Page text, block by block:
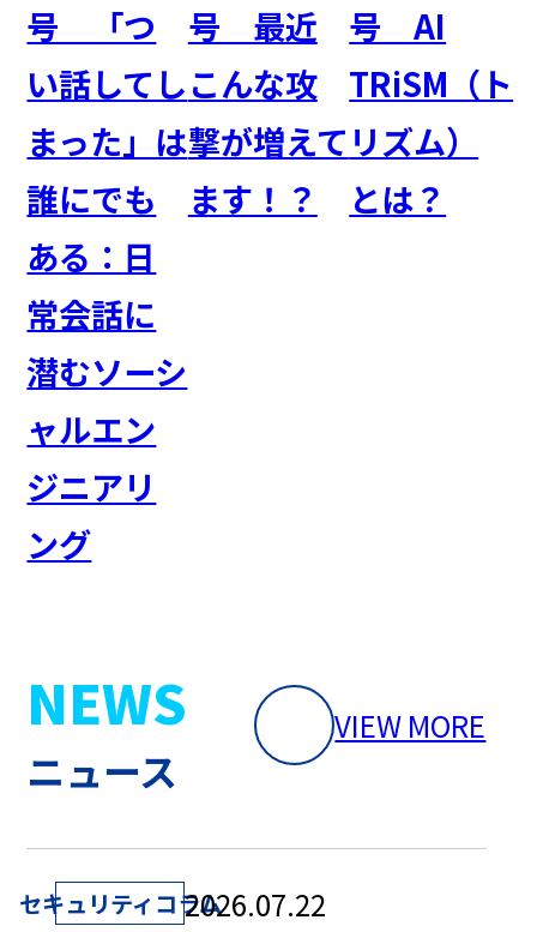
号 「つ
い話してし
まった」は
誰にでも
ある：日
常会話に
潜むソーシ
ャルエン
ジニアリ
ング
号 最近
こんな攻
撃が増えて
ます！？
号 AI
TRiSM（ト
リズム）
とは？
NEWS
ニュース
セキュリティコラム2026.07.22
VIEW MORE